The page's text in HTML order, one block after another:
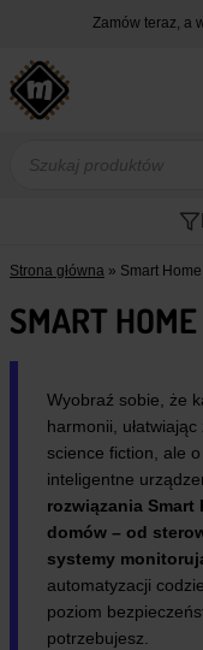
treści
Zamów teraz, a
produktów
Strona główna » Smart Home
SMART HOME
Wyobraź sobie, że
harmonii,
science fiction, ale
inteligentne
rozwiązania
domów – od
systemy
automatyzacji
poziom
potrzebujesz.